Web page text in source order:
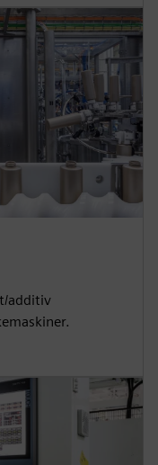
additiv